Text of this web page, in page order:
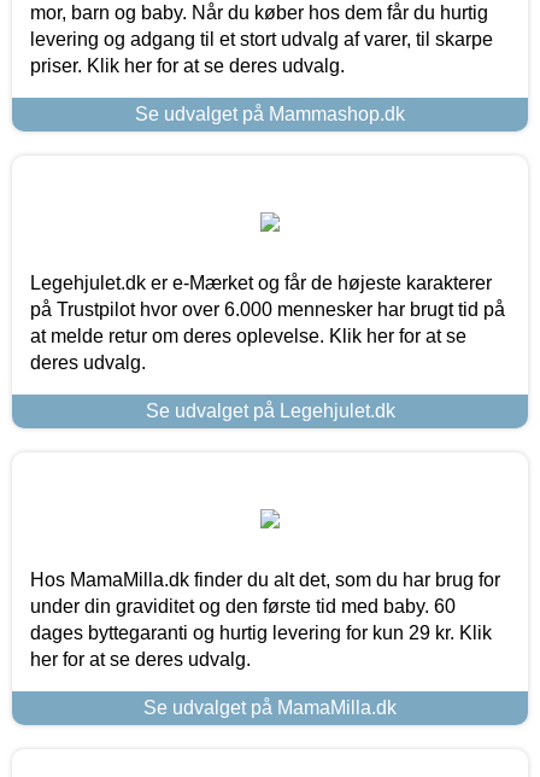
mor, barn og baby. Når du køber hos dem får du hurtig
levering og adgang til et stort udvalg af varer, til skarpe
priser. Klik her for at se deres udvalg.
Se udvalget på Mammashop.dk
Legehjulet.dk er e-Mærket og får de højeste karakterer
på Trustpilot hvor over 6.000 mennesker har brugt tid på
at melde retur om deres oplevelse. Klik her for at se
deres udvalg.
Se udvalget på Legehjulet.dk
Hos MamaMilla.dk finder du alt det, som du har brug for
under din graviditet og den første tid med baby. 60
dages byttegaranti og hurtig levering for kun 29 kr. Klik
her for at se deres udvalg.
Se udvalget på MamaMilla.dk